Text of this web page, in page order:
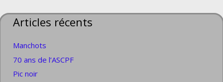
Articles récents
Manchots
70 ans de l’ASCPF
Pic noir